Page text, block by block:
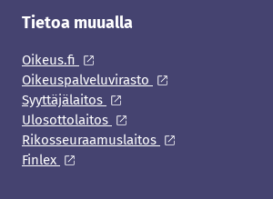
Tietoa muualla
Oikeus.fi
Oikeuspalveluvirasto
Syyttäjälaitos
Ulosottolaitos
Rikosseuraamuslaitos
Finlex